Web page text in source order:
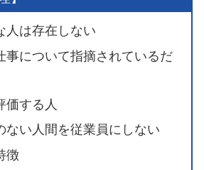
人は存在しない
事について指摘されているだ
価する人
ない人間を従業員にしない
徴